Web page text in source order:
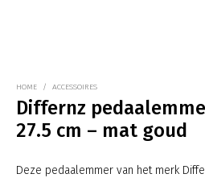
HOME / ACCESSOIRES
Differnz
27.5 cm – mat goud
Deze pedaalemmer van het merk